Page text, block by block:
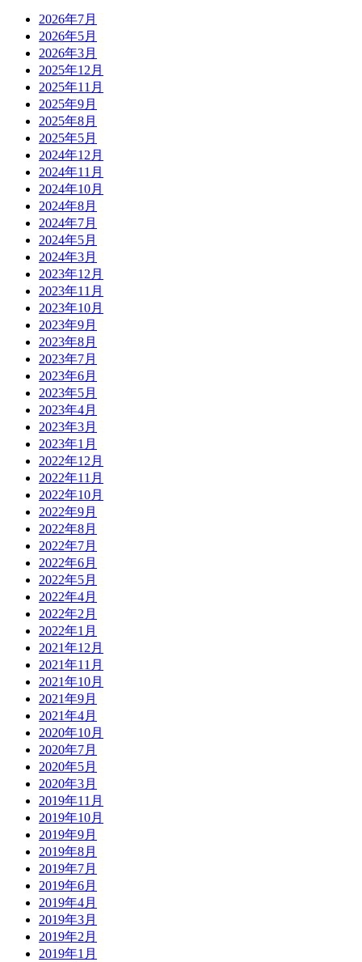
2026年7月
2026年5月
2026年3月
2025年12月
2025年11月
2025年9月
2025年8月
2025年5月
2024年12月
2024年11月
2024年10月
2024年8月
2024年7月
2024年5月
2024年3月
2023年12月
2023年11月
2023年10月
2023年9月
2023年8月
2023年7月
2023年6月
2023年5月
2023年4月
2023年3月
2023年1月
2022年12月
2022年11月
2022年10月
2022年9月
2022年8月
2022年7月
2022年6月
2022年5月
2022年4月
2022年2月
2022年1月
2021年12月
2021年11月
2021年10月
2021年9月
2021年4月
2020年10月
2020年7月
2020年5月
2020年3月
2019年11月
2019年10月
2019年9月
2019年8月
2019年7月
2019年6月
2019年4月
2019年3月
2019年2月
2019年1月